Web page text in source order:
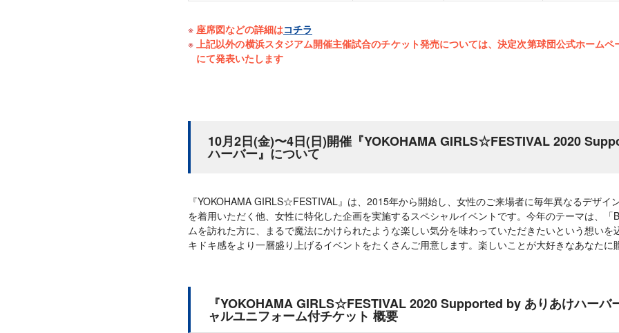
座席図などの詳細はコチラ
上記以外の横浜スタジアム開催主催試合のチケット発売については、決定次第球団公式ホームペ
にて発表いたします
10月2日(金)〜4日(日)開催『YOKOHAMA GIRLS☆FESTIVAL 2020
ハーバー』について
『YOKOHAMA GIRLS☆FESTIVAL』は、2015年から開始し、女性のご来場者に毎年異なるデザイ
を着用いただく他、女性に特化した企画を実施するスペシャルイベントです。今年のテーマは、
ムを訪れた方に、まるで魔法にかけられたような楽しい気分を味わっていただきたいという想いを
キドキ感をより一層盛り上げるイベントをたくさんご用意します。楽しいことが大好きなあなたに
『YOKOHAMA GIRLS☆FESTIVAL 2020 Supported by ありあけハーバ
ャルユニフォーム付チケット 概要